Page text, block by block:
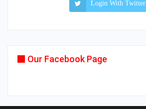
Login With Twitter
Our Facebook Page